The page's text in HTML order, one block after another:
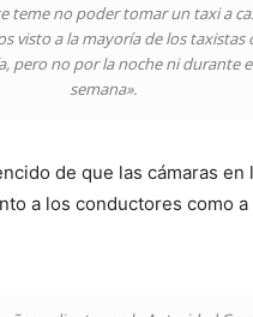
teme no poder tomar un taxi a
visto a la mayoría de los taxistas
pero no por la noche ni durante
semana».
de que las cámaras en
a los conductores como a